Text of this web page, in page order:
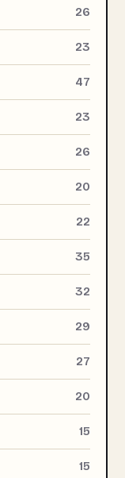
26
23
47
23
26
20
22
35
32
29
27
20
15
15